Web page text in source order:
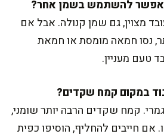
מצוין, גם שמן קנולה. אבל אם
נסו חמאה מומסת או חמאת
טעם מעניין.
קמח שקדים הרבה יותר שומני,
אם חייבים להחליף, הוסיפו כפית